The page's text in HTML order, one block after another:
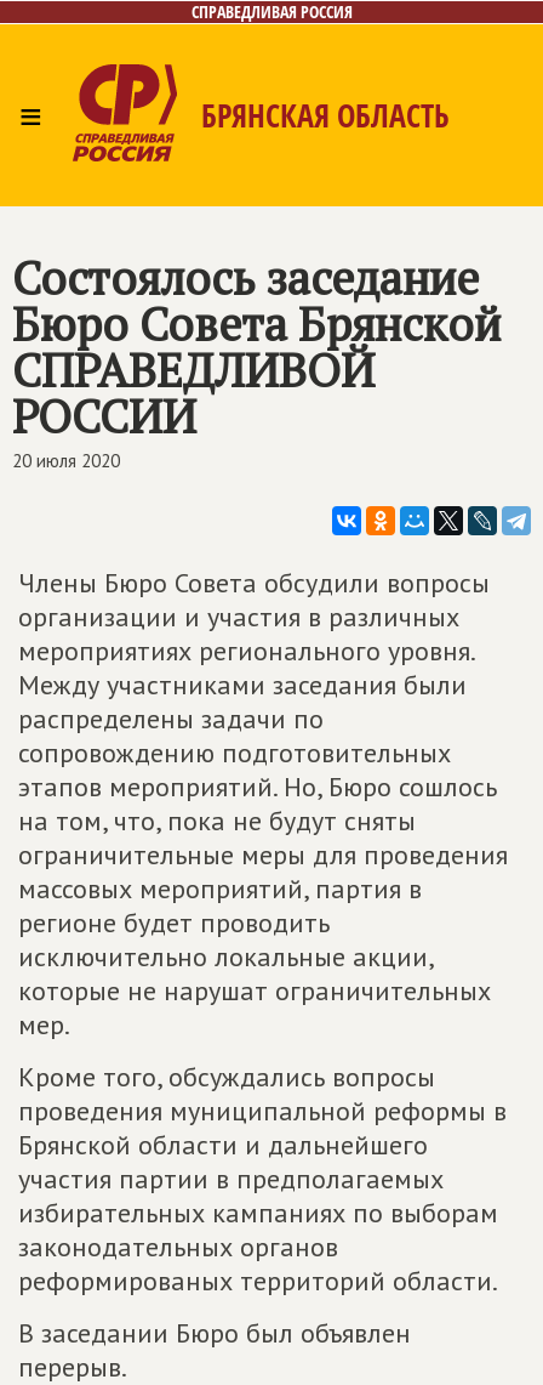
СПРАВЕДЛИВАЯ РОССИЯ
≡ БРЯНСКАЯ ОБЛАСТЬ
Состоялось заседание
Бюро Совета Брянской
СПРАВЕДЛИВОЙ
РОССИИ
20 июля 2020
Члены Бюро Совета обсудили вопросы
организации и участия в различных
мероприятиях регионального уровня.
Между участниками заседания были
распределены задачи по
сопровождению подготовительных
этапов мероприятий. Но, Бюро сошлось
на том, что, пока не будут сняты
ограничительные меры для проведения
массовых мероприятий, партия в
регионе будет проводить
исключительно локальные акции,
которые не нарушат ограничительных
мер.
Кроме того, обсуждались вопросы
проведения муниципальной реформы в
Брянской области и дальнейшего
участия партии в предполагаемых
избирательных кампаниях по выборам
законодательных органов
реформированых территорий области.
В заседании Бюро был объявлен
перерыв.